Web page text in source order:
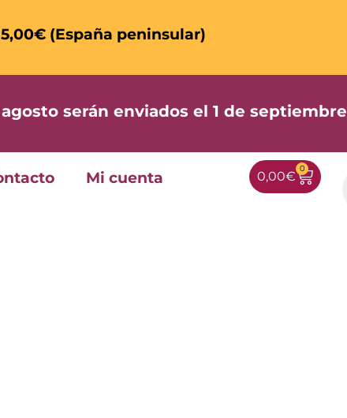
(España peninsular)
agosto serán enviados el 1 de septiembre
Mi cuenta 0,00€
0